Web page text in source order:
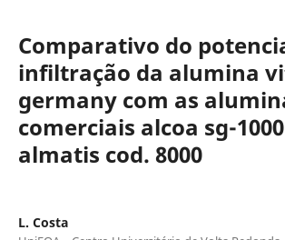
Comparativo do
infiltração da alumina
germany com as
comerciais alcoa sg-
almatis cod. 8000
L. Costa